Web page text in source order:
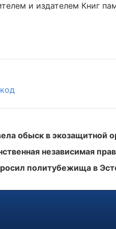
и издателем Книг
обыск в экозащитной
независимая
политубежища в